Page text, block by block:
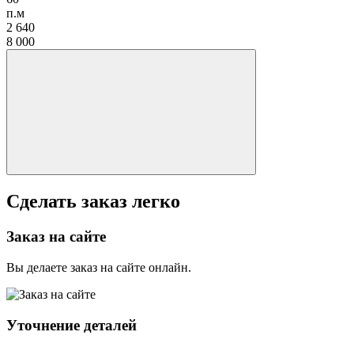
п.м
2 640
8 000
Сделать заказ легко
Заказ на сайте
Вы делаете заказ на сайте онлайн.
Уточнение деталей